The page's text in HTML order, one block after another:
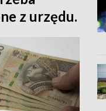
z urzędu.